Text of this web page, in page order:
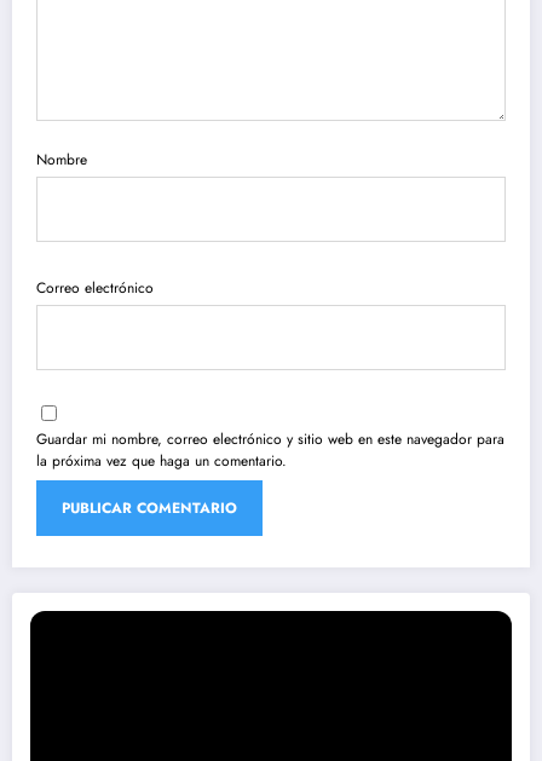
Nombre
Correo electrónico
Guardar mi nombre, correo electrónico y sitio web en este navegador para
la próxima vez que haga un comentario.